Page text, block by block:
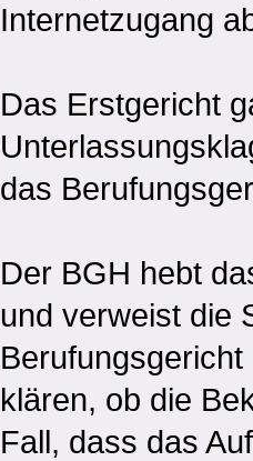
Internetzugang
Das Erstgericht
das
Der BGH hebt
und verweist die
klären, ob die
Fall, dass das